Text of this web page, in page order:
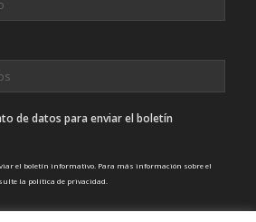
de datos para enviar el boletín
el boletín informativo. Para más información sobre el
la política de privacidad.